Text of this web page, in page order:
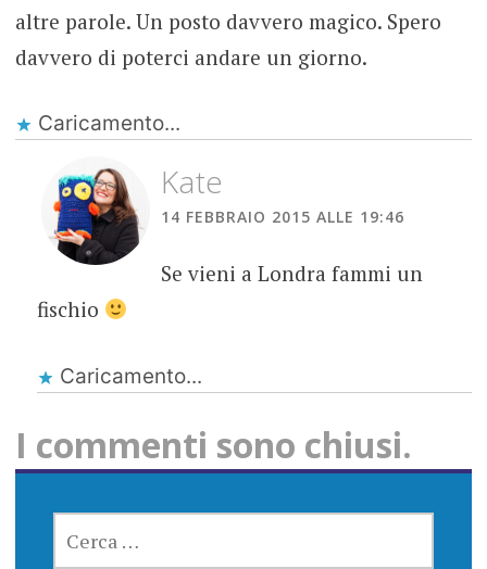
altre parole. Un posto davvero magico. Spero
davvero di poterci andare un giorno.
Caricamento...
Kate
14 FEBBRAIO 2015 ALLE 19:46
Se vieni a Londra fammi un
fischio
Caricamento...
I commenti sono chiusi.
PER: